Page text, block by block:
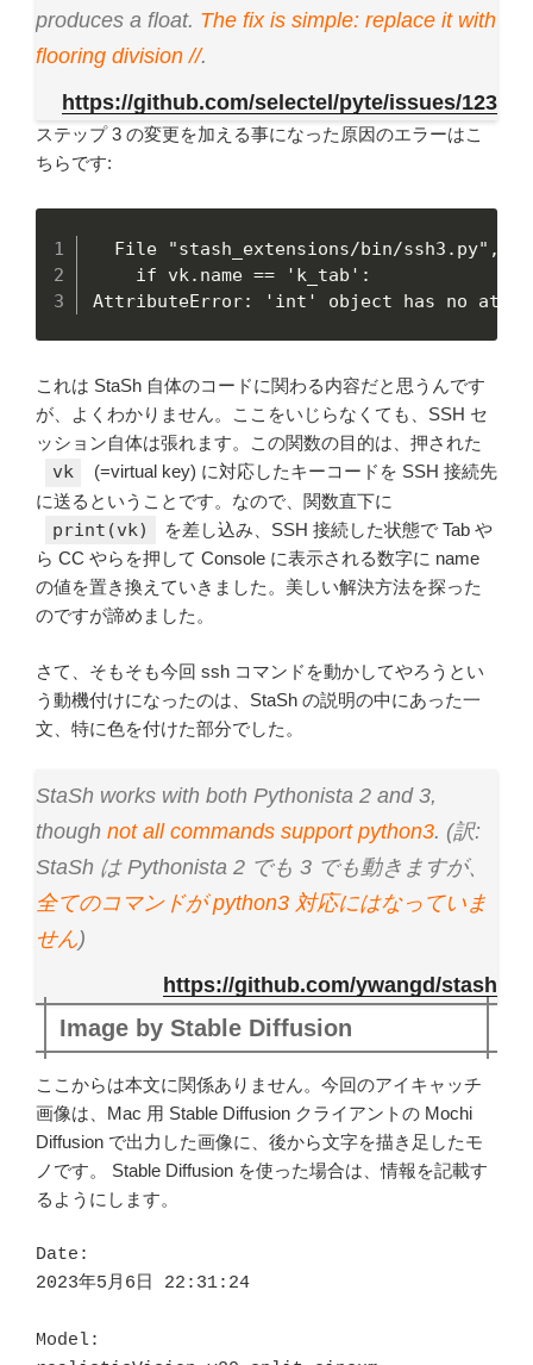
produces a float. The fix is simple: replace it with
flooring division //.
https://github.com/selectel/pyte/issues/123
ステップ 3 の変更を加える事になった原因のエラーはこ
ちらです:
File "stash_extensions/bin/ssh3.py",
    if vk.name == 'k_tab':
AttributeError: 'int' object has no
これは StaSh 自体のコードに関わる内容だと思うんです
が、よくわかりません。ここをいじらなくても、SSH セ
ッション自体は張れます。この関数の目的は、押された
vk
(=virtual key) に対応したキーコードを SSH 接続先
に送るということです。なので、関数直下に
print(vk)
を差し込み、SSH 接続した状態で Tab や
ら CC やらを押して Console に表示される数字に name
の値を置き換えていきました。美しい解決方法を探った
のですが諦めました。
さて、そもそも今回 ssh コマンドを動かしてやろうとい
う動機付けになったのは、StaSh の説明の中にあった一
文、特に色を付けた部分でした。
StaSh works with both Pythonista 2 and 3,
though not all commands support python3. (訳:
StaSh は Pythonista 2 でも 3 でも動きますが、
全てのコマンドが python3 対応にはなっていま
せん)
https://github.com/ywangd/stash
Image by Stable Diffusion
ここからは本文に関係ありません。今回のアイキャッチ
画像は、Mac 用 Stable Diffusion クライアントの Mochi
Diffusion で出力した画像に、後から文字を描き足したモ
ノです。 Stable Diffusion を使った場合は、情報を記載す
るようにします。
Date:
2023年5月6日 22:31:24
Model: